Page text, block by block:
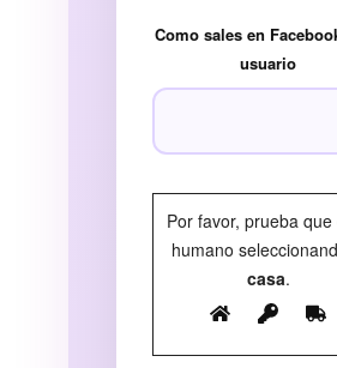
Como sales en
usuario
Por favor, prueba
humano
casa.